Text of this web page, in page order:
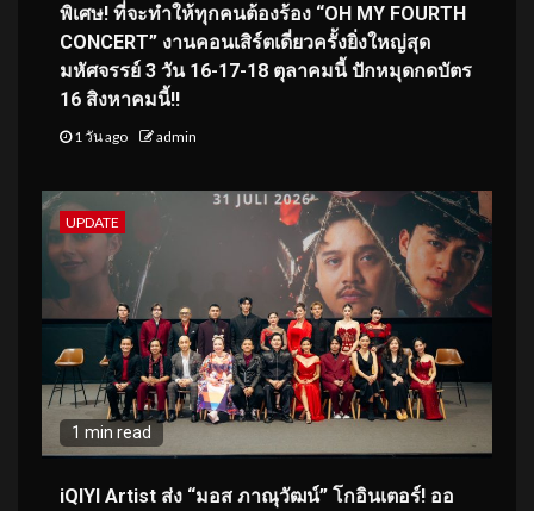
พิเศษ! ที่จะทำให้ทุกคนต้องร้อง “OH MY FOURTH
CONCERT” งานคอนเสิร์ตเดี่ยวครั้งยิ่งใหญ่สุด
มหัศจรรย์ 3 วัน 16-17-18 ตุลาคมนี้ ปักหมุดกดบัตร
16 สิงหาคมนี้!!
1 วัน ago admin
UPDATE
1 min read
iQIYI Artist ส่ง “มอส ภาณุวัฒน์” โกอินเตอร์! ออ